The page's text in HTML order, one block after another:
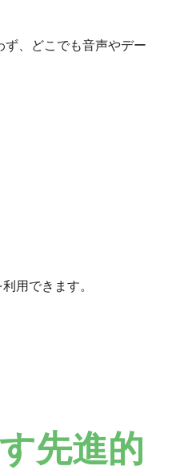
、どこでも音声やデー
用できます。
先進的